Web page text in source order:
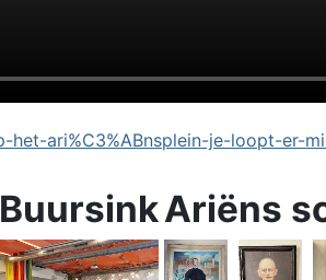
ari%C3%ABnsplein-je-loopt-er-
Ariëns